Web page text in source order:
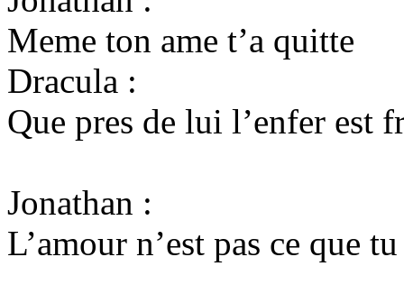
Meme ton ame t’a quitte
Dracula :
Que pres de lui l’enfer est
Jonathan :
L’amour n’est pas ce que